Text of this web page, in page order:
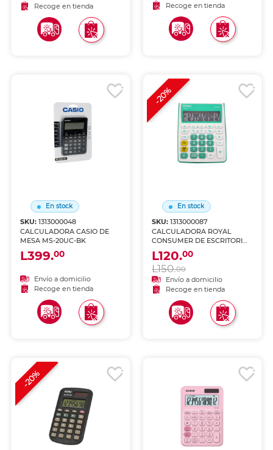
Recoge en tienda
Recoge en tienda
En stock
SKU:1313000048
CALCULADORA CASIO DE
MESA MS-20UC-BK
L399.00
Envío a domicilio
Recoge en tienda
En stock
SKU: 1313000087
CALCULADORA ROYAL
CONSUMER DE ESCRITORIO
52123Y-M
L120.00
L150.00
Envío a domicilio
Recoge en tienda
-20%
-20%